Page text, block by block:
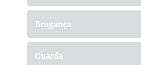
Bragança
Guarda